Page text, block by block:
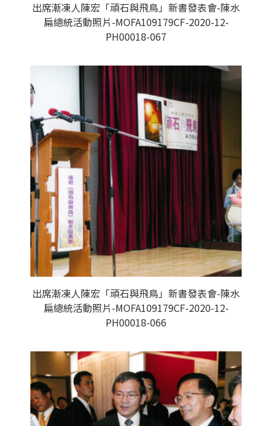
出席漸凍人陳宏「頑石與飛鳥」新書發表會-陳水
扁總統活動照片-MOFA109179CF-2020-12-
PH00018-067
出席漸凍人陳宏「頑石與飛鳥」新書發表會-陳水
扁總統活動照片-MOFA109179CF-2020-12-
PH00018-066